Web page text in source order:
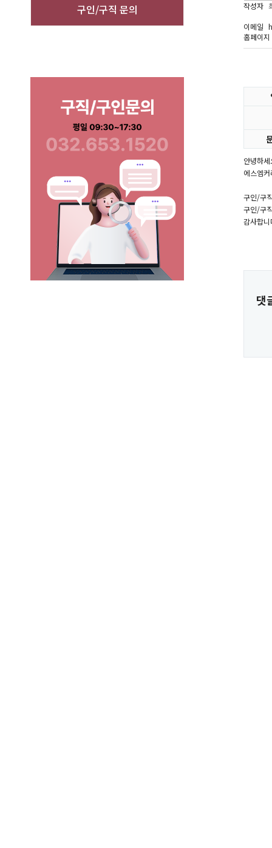
구인/구직 문의 작성자
이메일
홈페이지
안녕하
에스엠
구인/구
구인/구
감사합니
댓